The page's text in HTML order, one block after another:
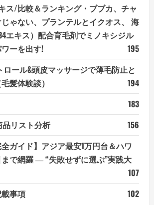
ス/比較＆ランキング・ブブカ、チャ
ゃない、プランテルとイクオス、 海
エキス）配合育毛剤でミノキシジル
ーを出す!
195
ロール&頭皮マッサージで薄毛防止と
髪体験談）
194
183
品リスト分析
156
全ガイド】アジア最安1万円台＆ハワ
で網羅 ― “失敗せずに選ぶ”実践大
107
事項
102